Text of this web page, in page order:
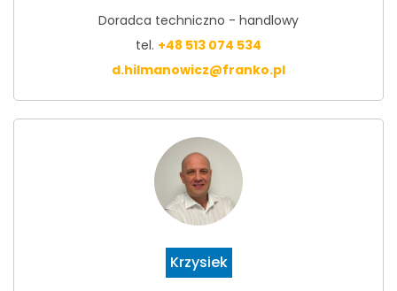
Doradca techniczno - handlowy
tel. +48 513 074 534
d.hilmanowicz@franko.pl
Krzysiek